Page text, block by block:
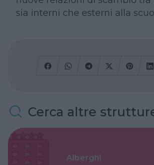
sia interni che esterni alla
Cerca altre
Alberghi